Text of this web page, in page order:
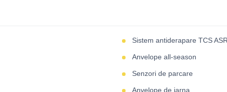
Sistem antiderapare TCS
Anvelope all-season
Senzori de parcare
Anvelope de iarna